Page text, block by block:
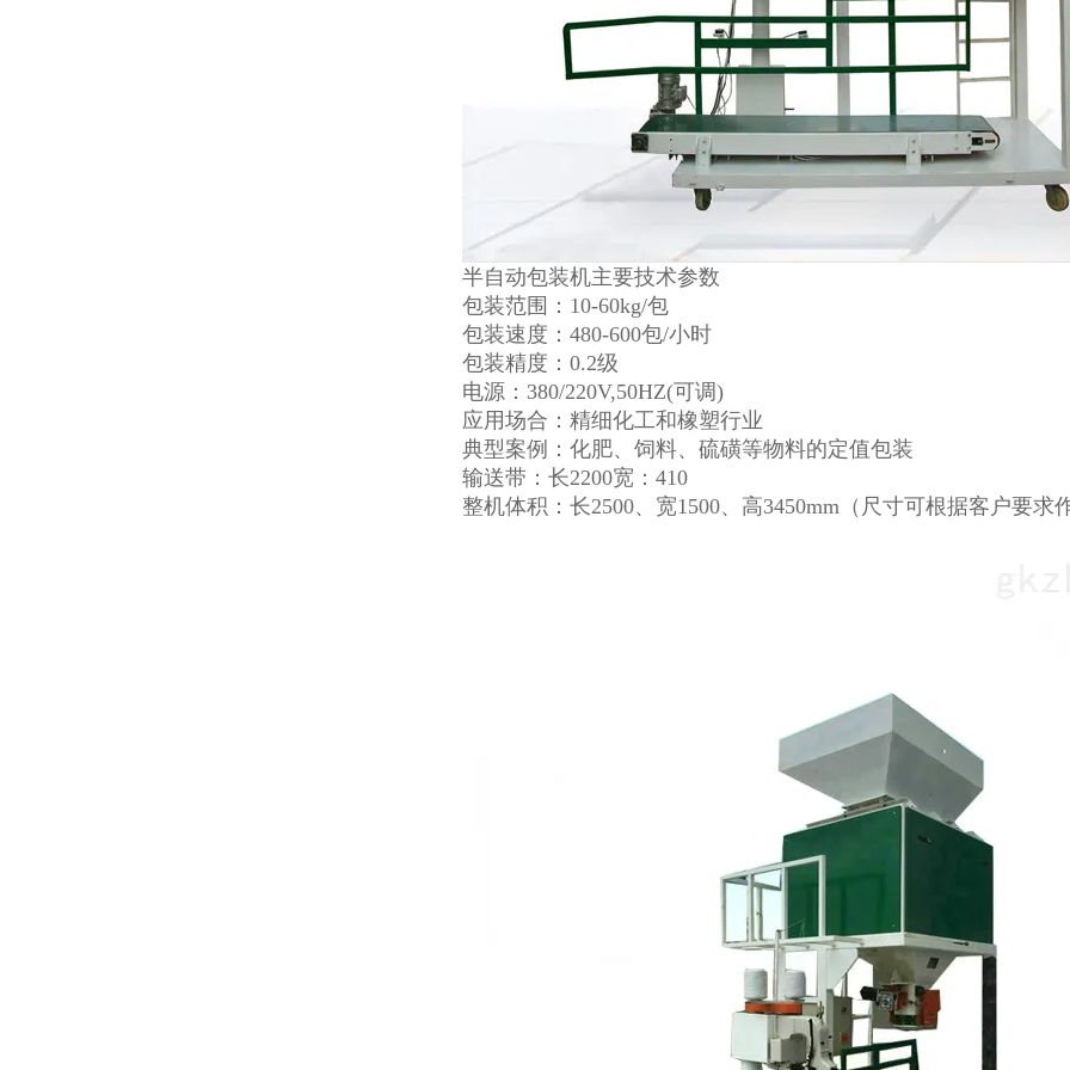
半自动包装机主要技术参数
包装范围：10-60kg/包
包装速度：480-600包/小时
包装精度：0.2级
电源：380/220V,50HZ(可调)
应用场合：精细化工和橡塑行业
典型案例：化肥、饲料、硫磺等物料的定值包装
输送带：长2200宽：410
整机体积：长2500、宽1500、高3450mm（尺寸可根据客户要求